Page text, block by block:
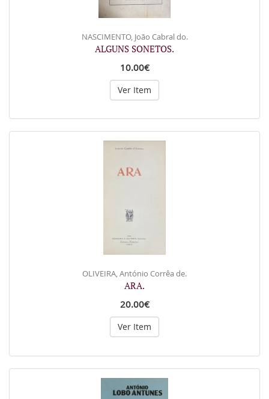
NASCIMENTO, João Cabral do.
ALGUNS SONETOS.
10.00€
Ver Item
OLIVEIRA, António Corrêa de.
ARA.
20.00€
Ver Item